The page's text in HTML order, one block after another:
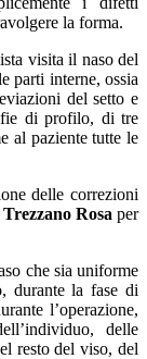
la forma.
visita il naso del
parti interne, ossia
del setto e
di profilo, di tre
al paziente tutte le
delle correzioni
Rosa per
che sia uniforme
durante la fase di
l’operazione,
delle
resto del viso, del